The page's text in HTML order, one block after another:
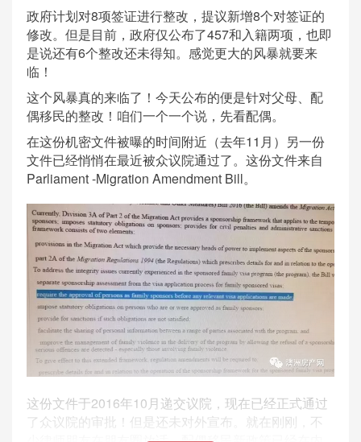
政府计划对8项签证进行整改，提议新增8个对签证的
修改。但是目前，政府仅公布了457和入籍两项，也即
是说还有6个整改还未得知。感觉更大的风暴就要来
临！
这个风暴真的来临了！今天公布的便是针对父母、配
偶移民的整改！咱们一个一个说，先看配偶。
在这份机密文件被曝的时间附近（去年11月）另一份
文件已经悄悄在最近被众议院通过了。这份文件来自
Parliament -Migration Amendment Bill。
这份文件于2016年10月递交议院，现在已经正式通过
了众议院的审批！但是还未对外宣布。就在刚刚，不